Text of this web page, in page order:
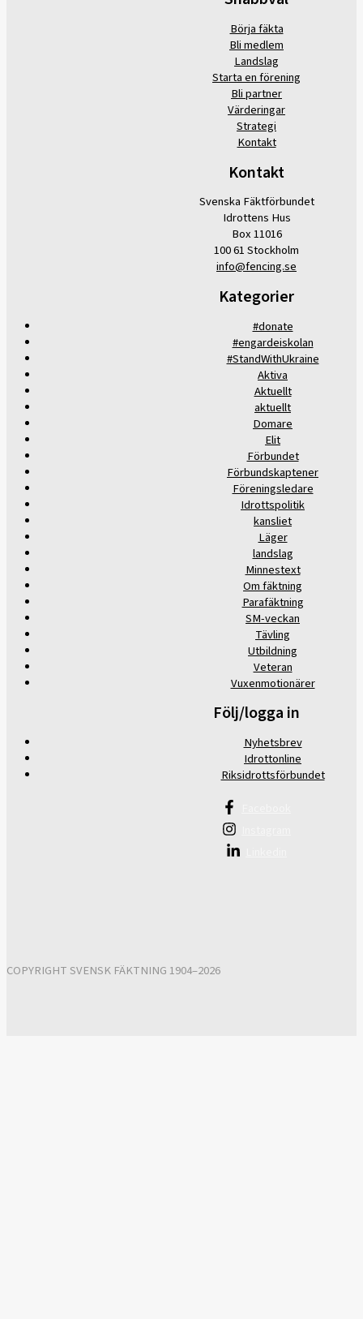
Börja fäkta
Bli medlem
Landslag
Starta en förening
Bli partner
Värderingar
Strategi
Kontakt
Kontakt
Svenska Fäktförbundet
Idrottens Hus
Box 11016
100 61 Stockholm
info@fencing.se
Kategorier
#donate
#engardeiskolan
#StandWithUkraine
Aktiva
Aktuellt
aktuellt
Domare
Elit
Förbundet
Förbundskaptener
Föreningsledare
Idrottspolitik
kansliet
Läger
landslag
Minnestext
Om fäktning
Parafäktning
SM-veckan
Tävling
Utbildning
Veteran
Vuxenmotionärer
Följ/logga in
Nyhetsbrev
Idrottonline
Riksidrottsförbundet
COPYRIGHT SVENSK FÄKTNING 1904–2026